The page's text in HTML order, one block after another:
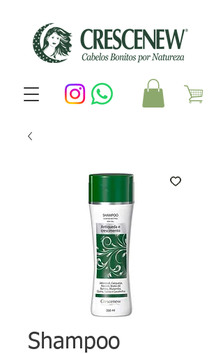
Shampoo